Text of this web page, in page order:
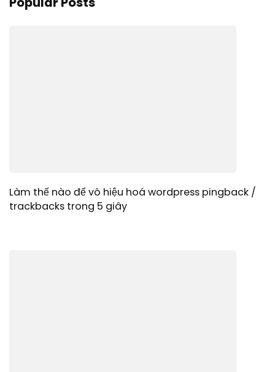
Làm thế nào để vô hiệu hoá wordpress pingback /
trackbacks trong 5 giây